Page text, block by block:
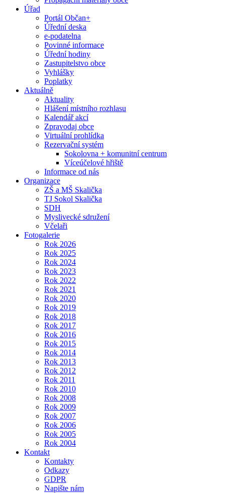
Úřad
Portál Občan+
Úřední deska
e-podatelna
Povinné informace
Úřední hodiny
Zastupitelstvo obce
Vyhlášky
Poplatky
Aktuálně
Aktuality
Hlášení místního rozhlasu
Kalendář akcí
Zpravodaj obce
Virtuální prohlídka
Rezervační systém
Sokolovna + komunitní centrum
Víceúčelové hřiště
Informace od nás
Organizace
ZŠ a MŠ Skalička
TJ Sokol Skalička
SDH
Myslivecké sdružení
Včelaři
Fotogalerie
Rok 2026
Rok 2025
Rok 2024
Rok 2023
Rok 2022
Rok 2021
Rok 2020
Rok 2019
Rok 2018
Rok 2017
Rok 2016
Rok 2015
Rok 2014
Rok 2013
Rok 2012
Rok 2011
Rok 2010
Rok 2008
Rok 2009
Rok 2007
Rok 2006
Rok 2005
Rok 2004
Kontakt
Kontakty
Odkazy
GDPR
Napište nám